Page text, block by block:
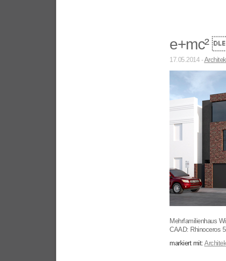
e+mc²
17.05.2014 -
Mehrfamilienhaus
CAAD: Rhinoceros
markiert mit: